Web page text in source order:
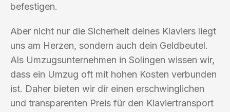
befestigen.
Aber nicht nur die Sicherheit deines Klaviers liegt
uns am Herzen, sondern auch dein Geldbeutel.
Als Umzugsunternehmen in Solingen wissen wir,
dass ein Umzug oft mit hohen Kosten verbunden
ist. Daher bieten wir dir einen erschwinglichen
und transparenten Preis für den Klaviertransport